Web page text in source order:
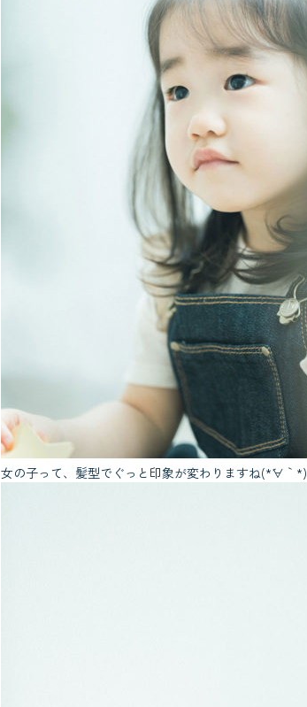
女の子って、髪型でぐっと印象が変わりますね(*´∀｀*)